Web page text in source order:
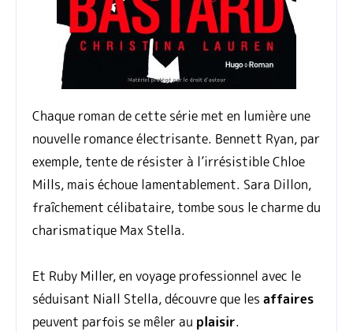
Chaque roman de cette série met en lumière une
nouvelle romance électrisante. Bennett Ryan, par
exemple, tente de résister à l’irrésistible Chloe
Mills, mais échoue lamentablement. Sara Dillon,
fraîchement célibataire, tombe sous le charme du
charismatique Max Stella.
Et Ruby Miller, en voyage professionnel avec le
séduisant Niall Stella, découvre que les affaires
peuvent parfois se mêler au plaisir.